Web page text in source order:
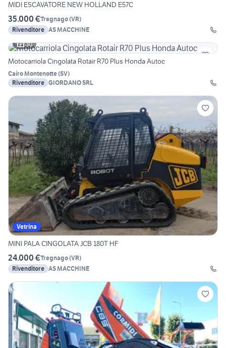
MIDI ESCAVATORE NEW HOLLAND E57C
35.000 €Tregnago(VR)
Rivenditore AS MACCHINE
30
Motocarriola Cingolata Rotair R70 Plus Honda Autoc
Cairo Montenotte(SV)
Rivenditore GIORDANO SRL
Vetrina
MINI PALA CINGOLATA JCB 180T HF
24.000 €Tregnago(VR)
Rivenditore AS MACCHINE